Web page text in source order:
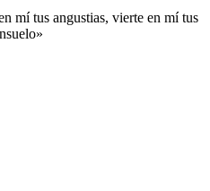
mí tus angustias, vierte en mí tus